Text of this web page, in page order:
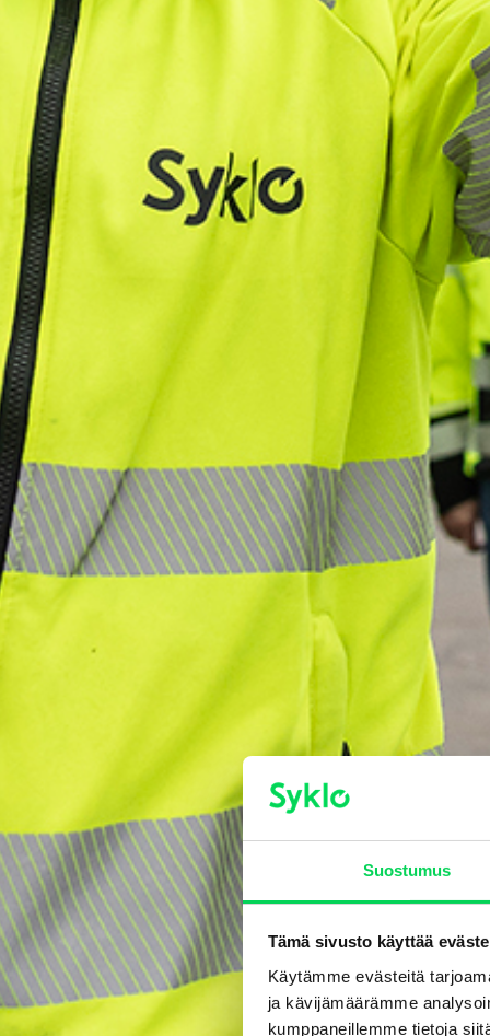
Suostumus
Tämä sivusto käyttää
Käytämme evästeitä
ja kävijämäärämme
kumppaneillemme tietoja